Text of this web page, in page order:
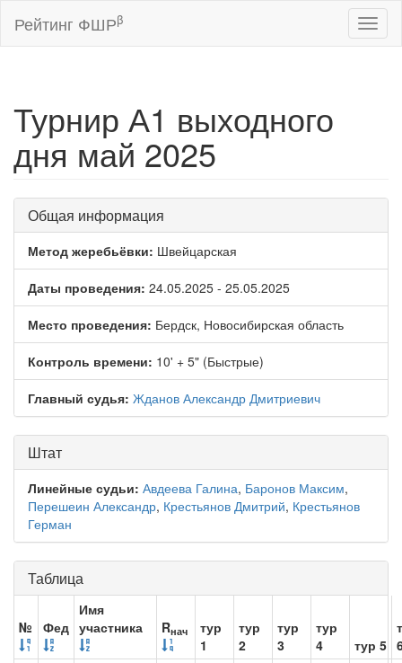
Рейтинг ФШРβ
Турнир А1 выходного
дня май 2025
Общая информация
Метод жеребьёвки: Швейцарская
Даты проведения: 24.05.2025 - 25.05.2025
Место проведения: Бердск, Новосибирская область
Контроль времени: 10' + 5" (Быстрые)
Главный судья: Жданов Александр Дмитриевич
Штат
Линейные судьи: Авдеева Галина, Баронов Максим,
Перешеин Александр, Крестьянов Дмитрий, Крестьянов
Герман
Таблица
№ Фед
Имя
участника
Rнач
тур
1
тур
2
тур
3
тур
4
тур 5